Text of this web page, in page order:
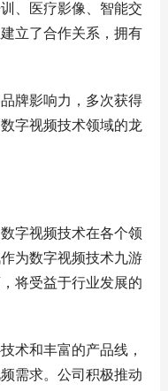
、医疗影像、智能交
立了合作关系，拥有
牌影响力，多次获得
字视频技术领域的龙
字视频技术在各个领
为数字视频技术九游
将受益于行业发展的
术和丰富的产品线，
需求。公司积极推动